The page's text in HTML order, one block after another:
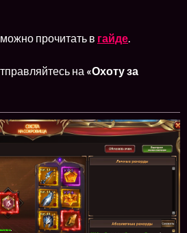
прочитать в гайде.
на «Охоту за